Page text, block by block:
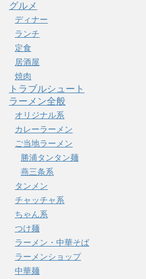
グルメ
ディナー
ランチ
定食
居酒屋
焼肉
トラブルシュート
ラーメン全般
オリジナル系
カレーラーメン
ご当地ラーメン
勝浦タンタン麺
燕三条系
タンメン
チャッチャ系
ちゃん系
つけ麺
ラーメン・中華そば
ラーメンショップ
中華麺